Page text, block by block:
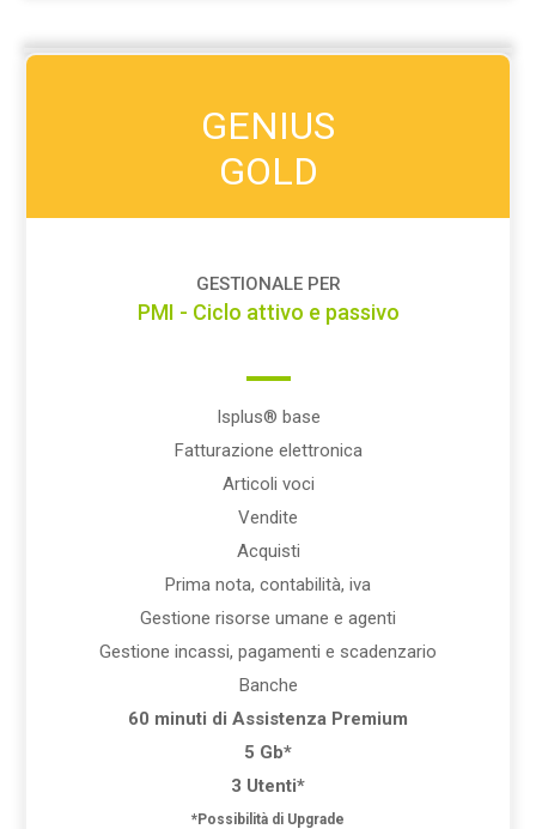
GENIUS
GOLD
GESTIONALE PER
PMI - Ciclo attivo e passivo
Isplus® base
Fatturazione elettronica
Articoli voci
Vendite
Acquisti
Prima nota, contabilità, iva
Gestione risorse umane e agenti
Gestione incassi, pagamenti e scadenzario
Banche
60 minuti di Assistenza Premium
5 Gb*
3 Utenti*
*Possibilità di Upgrade